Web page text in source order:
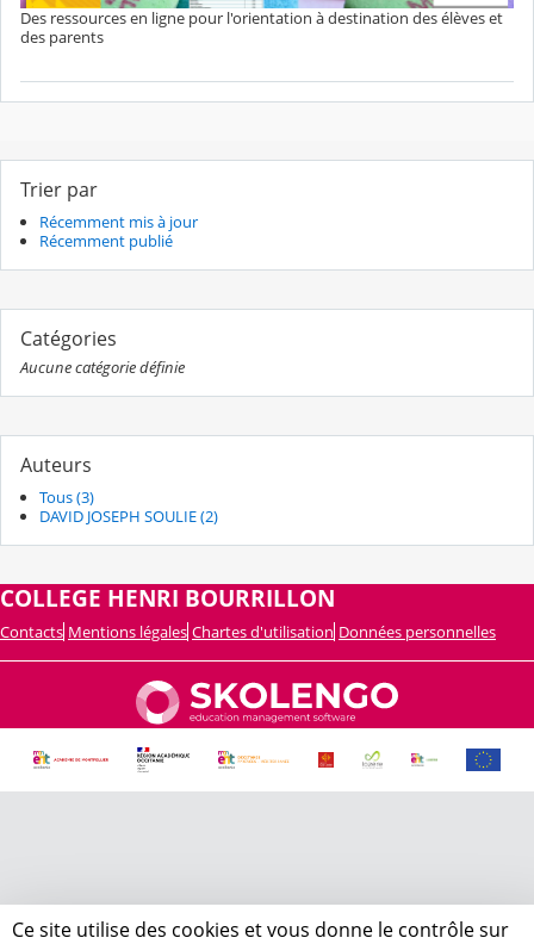
Des ressources en ligne pour l'orientation à destination des élèves et
des parents
Trier par
Récemment mis à jour
Récemment publié
Catégories
Aucune catégorie définie
Auteurs
Tous (3)
DAVID JOSEPH SOULIE (2)
COLLEGE HENRI BOURRILLON
Contacts Mentions légales Chartes d'utilisation Données personnelles
Ce site utilise des cookies et vous donne le contrôle sur